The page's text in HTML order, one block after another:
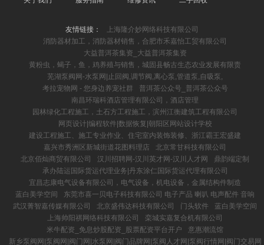
友情链接：
上海隆介妙网络科技有限公司
消防器材加工，消防器材销售，合肥市禾嘉怡工贸有限公司
大益普洱茶集资_大益普洱茶集资
黄粉虫，蝎子，鱼，鸡养殖与销售，城固县畅古生态农业发展有限责
芜湖泵阀网-水泵网|止回阀,调节阀,离心泵,管道泵,自吸泵,
考拉宠物网 - 您身边养宠社群
普洱茶公众号_普洱茶公众号
南昌环瑞科酒店管理有限公司，酒店管理
园林绿化工程施工，土石方工程施工，滨州江衡建筑工程有限公司
网页设计|编程软件|数据恢复|朝阳区网站设计学校
建设工程施工、施工专业作业、住宅室内装饰装修、浙江霸王宏盛建
嘉兴市秀洲区新城街道花图料理店
北京常甘科技有限公司
北京佰灿商贸有限公司
汉川招聘网-汉川英才网-汉川人才网
鼎韵端定制
承办陆运国际货运代理业务|丹东涂仁国际货运代理有限公司
宜昌志康电气设备有限公司，电气设备，机电设备，金属结构件制造
蓝白美学空间
东莞市喜一贝电子科技有限公司 电子产品 喇叭 电声配件 音响
武汉菁智嘉传媒有限公司
北京盛伟达科技有限公司 门头软件
蓝白美学空间
上海帅阳祺网络科技有限公司
栾城实嘉复合机有限公司
米牛配资_免息炒股配资_股票配资平台开户
意惠潮流馆
新乡泵阀网|泵阀网|阀门网|水泵网|阀门品牌网|泵阀人才网|泵阀行情网|阀门交易网